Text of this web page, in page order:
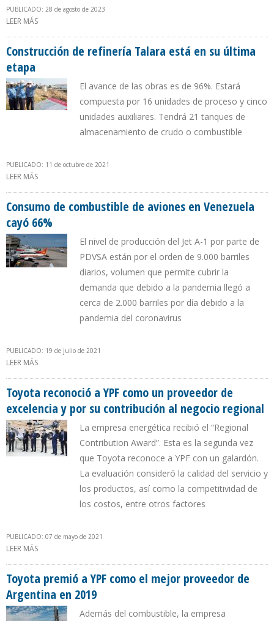
PUBLICADO: 28 de agosto de 2023
LEER MÁS
Construcción de refinería Talara está en su última
etapa
El avance de las obras es de 96%. Estará
compuesta por 16 unidades de proceso y cinco
unidades auxiliares. Tendrá 21 tanques de
almacenamiento de crudo o combustible
PUBLICADO: 11 de octubre de 2021
LEER MÁS
Consumo de combustible de aviones en Venezuela
cayó 66%
El nivel de producción del Jet A-1 por parte de
PDVSA están por el orden de 9.000 barriles
diarios, volumen que permite cubrir la
demanda que debido a la pandemia llegó a
cerca de 2.000 barriles por día debido a la
pandemia del coronavirus
PUBLICADO: 19 de julio de 2021
LEER MÁS
Toyota reconoció a YPF como un proveedor de
excelencia y por su contribución al negocio regional
La empresa energética recibió el “Regional
Contribution Award”. Esta es la segunda vez
que Toyota reconoce a YPF con un galardón.
La evaluación consideró la calidad del servicio y
los productos, así como la competitividad de
los costos, entre otros factores
PUBLICADO: 07 de mayo de 2021
LEER MÁS
Toyota premió a YPF como el mejor proveedor de
Argentina en 2019
Además del combustible, la empresa